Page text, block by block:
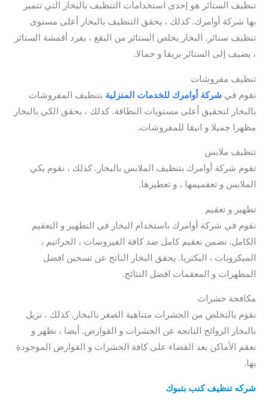
تنظيف الستائر هو إحدى استخدامات التنظيف بالبخار التي تتميز
بها شركة أوامرك. كذلك ، يحقق التنظيف بالبخار أعلى مستوى
تنظيف ستائر. البخار يخلص الستائر من البقع ، يفرد أقمشة الستائر
، يضيف إلى الستائر بريقا و جمالا.
تنظيف مفروشات
نقوم في شركة أوامرك للخدمات المنزلية بتنظيف المفروشات
بالبخار لتحقيق أعلى مستويات النظافة. كذلك ، يحقق الكي بالبخار
مظهرا جميلا و انيقا للمفروشات.
تنظيف ملابس
تقوم شركة أوامرك بتنظيف الملابس بالبخار. كذلك ، نقوم بكي
الملابس و تعقميمها ، و تعطيرها.
تطهير و تعقيم
نقوم في شركة أوامرك باستخدام البخار في التطهير و التعقيم
الكامل. نضمن تعقيم كامل ضد كافة الفيروسات ، الجراثيم ،
الميكروبات ، البكتريا. يحقق البخار الناتج عن تسخين افضل
المطهرات و المعقمات افضل النتائج.
مكافحة حشرات
نقوم بالتخلص من الحشرات متناهية الصغر بالبخار. كذلك ، نزيل
بالبخار الروائح الناتجة عن الحشرات و القوارض. أيضا ، نطهر و
نعقم الأماكن بعد القضاء على كافة الحشرات و القوارض الموجودة
بها.
شركه تنظيف كنب بتبوك